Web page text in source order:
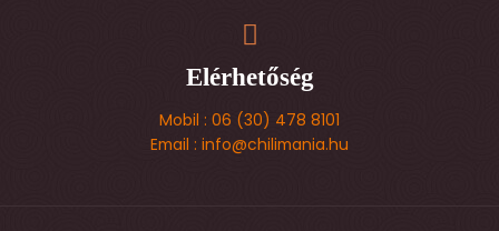
Elérhetőség
Mobil : 06 (30) 478 8101
Email : info@chilimania.hu